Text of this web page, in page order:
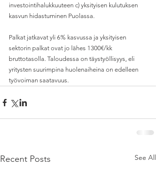
investointihalukkuuteen c) yksityisen kulutuksen
kasvun hidastuminen Puolassa.
Palkat jatkavat yli 6% kasvussa ja yksityisen
sektorin palkat ovat jo lähes 1300€/kk
bruttotasolla. Taloudessa on täystyöllisyys, eli
yritysten suurimpina huolenaiheina on edelleen
työvoiman saatavuus.
Recent Posts See All